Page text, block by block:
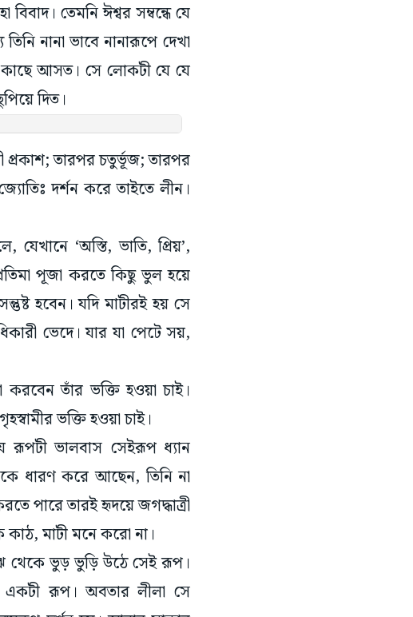
তেমনি ঈশ্বর সম্বন্ধে যে
নানা ভাবে নানারূপে দেখা
আসত। সে লোকটী যে যে
দিত।
প্রকাশ; তারপর চতুর্ভূজ; তারপর
দর্শন করে তাইতে লীন।
‘অস্তি, ভাতি, প্রিয়’,
পূজা করতে কিছু ভুল হয়ে
হবেন। যদি মাটীরই হয় সে
ভেদে। যার যা পেটে সয়,
করবেন তাঁর ভক্তি হওয়া চাই।
ভক্তি হওয়া চাই।
ভালবাস সেইরূপ ধ্যান
ধারণ করে আছেন, তিনি না
পারে তারই হৃদয়ে জগদ্ধাত্রী
কাঠ, মাটী মনে করো না।
থেকে ভুড় ভুড়ি উঠে সেই রূপ।
রূপ। অবতার লীলা সে